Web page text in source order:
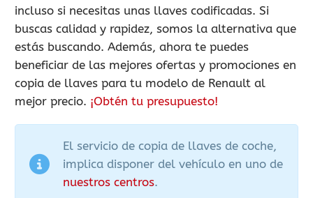
incluso si necesitas unas llaves codificadas. Si
buscas calidad y rapidez, somos la alternativa que
estás buscando. Además, ahora te puedes
beneficiar de las mejores ofertas y promociones en
copia de llaves para tu modelo de Renault al
mejor precio. ¡Obtén tu presupuesto!
El servicio de copia de llaves de coche,
implica disponer del vehículo en uno de
nuestros centros.